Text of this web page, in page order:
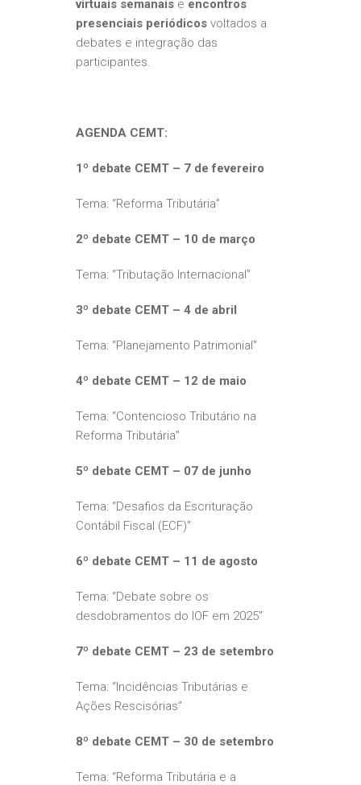
virtuais semanais e encontros
presenciais periódicos voltados a
debates e integração das
participantes.
AGENDA CEMT:
1º debate CEMT – 7 de fevereiro
Tema: “Reforma Tributária”
2º debate CEMT – 10 de março
Tema: “Tributação Internacional”
3º debate CEMT – 4 de abril
Tema: “Planejamento Patrimonial”
4º debate CEMT – 12 de maio
Tema: “Contencioso Tributário na
Reforma Tributária”
5º debate CEMT – 07 de junho
Tema: “Desafios da Escrituração
Contábil Fiscal (ECF)”
6º debate CEMT – 11 de agosto
Tema: “Debate sobre os
desdobramentos do IOF em 2025”
7º debate CEMT – 23 de setembro
Tema: “Incidências Tributárias e
Ações Rescisórias”
8º debate CEMT – 30 de setembro
Tema: “Reforma Tributária e a